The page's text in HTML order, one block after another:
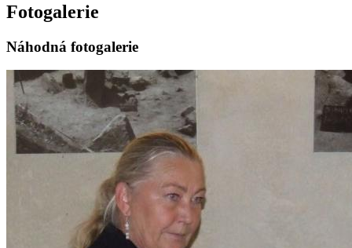
Fotogalerie
Náhodná fotogalerie